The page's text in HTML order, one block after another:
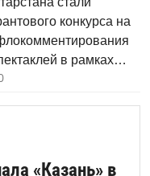
«Казань» в
конкурса на
в рамках
людей с